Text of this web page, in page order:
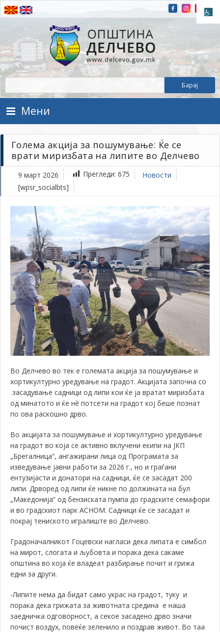
Прескокнете на содржината
Општина Делчево
Општина Делчево
Мени
Голема акција за пошумување: Ќе се
врати миризбата на липите во Делчево
9 март 2026 Прегледи: 675
Новости
[wpsr_socialbts]
Во Делчево во тек е големата акција за пошумување и
хортикултурно уредување на градот. Акцијата започна со
засадување садници од липи кои ќе ја вратат миризбата
од минатото и ќе нè потсети на градот кој беше познат
по ова раскошно дрво.
Во акцијата за пошумување и хортикултурно уредување
на градот во која се активно вклучени екипи на ЈКП
„Брегалница“, ангажирани лица од Програмата за
изведување јавни работи за 2026 г., но и граѓани
ентузијасти и донатори на садници, ќе се засадат 200
липи. Дрворед од липи ќе никне по должината на бул
„Македонија“ од бензиската пумпа до градските семафори
и во градскиот парк АСНОМ. Садници ќе се засадат и
покрај тениското игралиште во Делчево.
Градоначалникот Гоцевски нагласи дека липата е симбол
на мирот, слогата и љубовта и порака дека сакаме
општина во која ќе владеат разбирање почит и грижа
едни за други.
-Липите нема да бидат само украс на градот, туку и
порака дека грижата за животната средина е наша
заедничка одговорност, а секое засадено дрво значи
почист воздух, повеќе зеленило и поздрав живот. Во таа